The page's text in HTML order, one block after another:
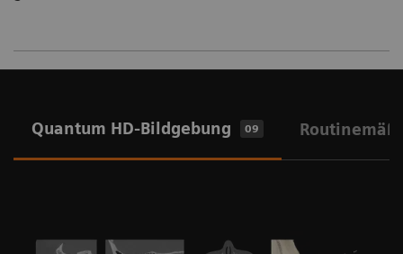
Quantum HD-Bildgebung 09